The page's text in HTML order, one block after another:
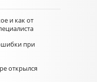
и как от
при
открылся